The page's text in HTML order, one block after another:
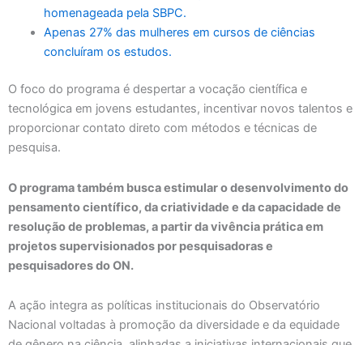
homenageada pela SBPC.
Apenas 27% das mulheres em cursos de ciências
concluíram os estudos.
O foco do programa é despertar a vocação científica e
tecnológica em jovens estudantes, incentivar novos talentos e
proporcionar contato direto com métodos e técnicas de
pesquisa.
O programa também busca estimular o desenvolvimento do
pensamento científico, da criatividade e da capacidade de
resolução de problemas, a partir da vivência prática em
projetos supervisionados por pesquisadoras e
pesquisadores do ON.
A ação integra as políticas institucionais do Observatório
Nacional voltadas à promoção da diversidade e da equidade